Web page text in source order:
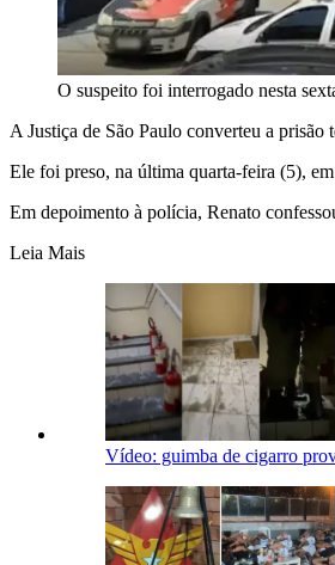
O suspeito foi interrogado nesta
A Justiça de São Paulo converteu a
Ele foi preso, na última quarta-feira (5),
Em depoimento à polícia, Renato
Leia Mais
Vídeo: guimba de cigarro